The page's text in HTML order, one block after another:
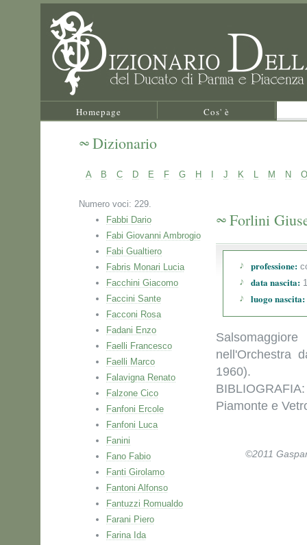
Homepage Cos' è
Dizionario
A B C D E F G H J K L M N O
Numero voci: 229.
Fabbi Dario
Fabi Giovanni Ambrogio
Fabi Gualtiero
Fabris Monari Lucia
Facchini Giacomo
Faccini Sante
Facconi Rosa
Fadani Enzo
Faelli Francesco
Faelli Marco
Falavigna Renato
Falzone Cico
Fanfoni Ercole
Fanfoni Luca
Fanini
Fano Fabio
Fanti Girolamo
Fantoni Alfonso
Fantuzzi Romualdo
Farani Piero
Farina Ida
Forlini
professione:
data nascita:
luogo nascita:
nell'Orchestra
1960).
BIBLIOGRAFIA:
Piamonte e
©2011